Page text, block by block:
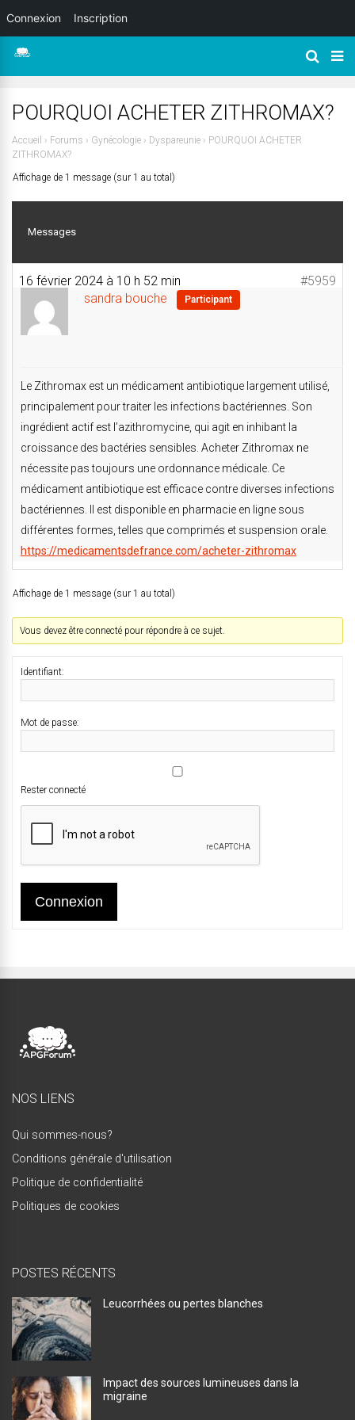
POURQUOI ACHETER ZITHROMAX?
Accueil › Forums › Gynécologie › Dyspareunie › POURQUOI ACHETER
ZITHROMAX?
Affichage de 1 message (sur 1 au total)
Messages
16 février 2024 à 10 h 52 min
#5959
sandra bouche
Participant
Le Zithromax est un médicament antibiotique largement utilisé,
principalement pour traiter les infections bactériennes. Son
ingrédient actif est l’azithromycine, qui agit en inhibant la
croissance des bactéries sensibles. Acheter Zithromax ne
nécessite pas toujours une ordonnance médicale. Ce
médicament antibiotique est efficace contre diverses infections
bactériennes. Il est disponible en pharmacie en ligne sous
différentes formes, telles que comprimés et suspension orale.
https://medicamentsdefrance.com/acheter-zithromax
Affichage de 1 message (sur 1 au total)
Vous devez être connecté pour répondre à ce sujet.
Identifiant:
Mot de passe:
Rester connecté
Connexion
NOS LIENS
Qui sommes-nous?
Conditions générale d'utilisation
Politique de confidentialité
Politiques de cookies
POSTES RÉCENTS
Leucorrhées ou pertes blanches
Impact des sources lumineuses dans la
migraine
Connexion Inscription